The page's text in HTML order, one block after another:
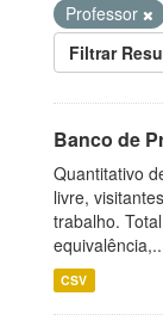
Professor
Filtrar
Banco de
Quantitativo
livre,
trabalho.
CSV